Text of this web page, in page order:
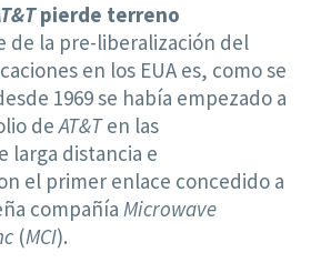
pierde terreno
de la pre-liberalización del
en los EUA es, como se
1969 se había empezado a
deAT&Ten las
larga distancia e
el primer enlace concedido a
compañía Microwave
(MCI).